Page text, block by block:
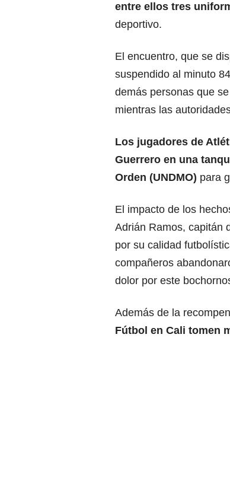
entre ellos tres
deportivo.
El encuentro, que se
suspendido al minuto
demás personas que
mientras las
Los jugadores de
Guerrero en una
Orden (UNDMO) para
El impacto de los
Adrián Ramos, capitán
por su calidad
compañeros
dolor por este
Además de la
Fútbol en Cali tomen